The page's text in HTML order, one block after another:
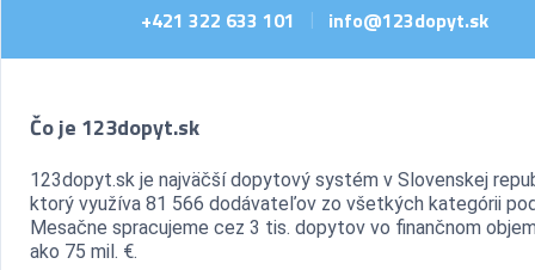
+421 322 633 101 info@123dopyt.sk
Čo je 123dopyt.sk
123dopyt.sk je najväčší dopytový systém v Slovenskej
ktorý využíva 81 566 dodávateľov zo všetkých kategórii
Mesačne spracujeme cez 3 tis. dopytov vo finančnom
ako 75 mil. €.